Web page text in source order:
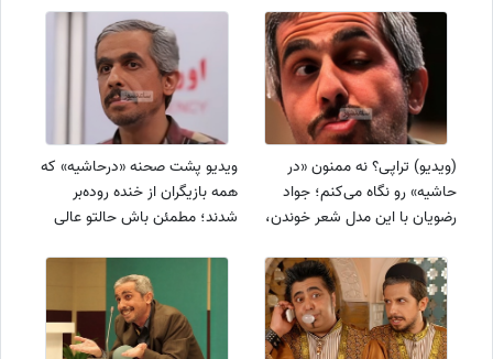
(ویدیو) تراپی؟ نه ممنون «در
حاشیه» رو نگاه می‌کنم؛ جواد
رضویان با این مدل شعر خوندن،
قیافه سیامک انصاری رو ببینی از
خنده غش می‌کنی!
ویدیو پشت صحنه «درحاشیه» که
همه بازیگران از خنده روده‌بر
شدند؛ مطمئن باش حالتو عالی
هه/ سیامک انصاری: به چه
زبانیه؟ ایتالیایه؟